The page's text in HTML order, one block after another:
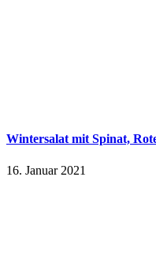
Wintersalat mit Spinat,
16. Januar 2021